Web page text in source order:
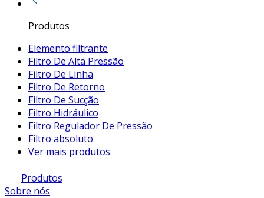
Produtos
Elemento filtrante
Filtro De Alta Pressão
Filtro De Linha
Filtro De Retorno
Filtro De Sucção
Filtro Hidráulico
Filtro Regulador De Pressão
Filtro absoluto
Ver mais produtos
Produtos
Sobre nós